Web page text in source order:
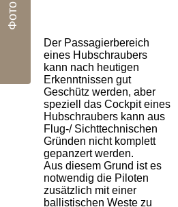
Der Passagierbereich
eines Hubschraubers
kann nach heutigen
Erkenntnissen gut
Geschütz werden, aber
speziell das Cockpit eines
Hubschraubers kann aus
Flug-/ Sichttechnischen
Gründen nicht komplett
gepanzert werden.
Aus diesem Grund ist es
notwendig die Piloten
zusätzlich mit einer
ballistischen Weste zu
Фото